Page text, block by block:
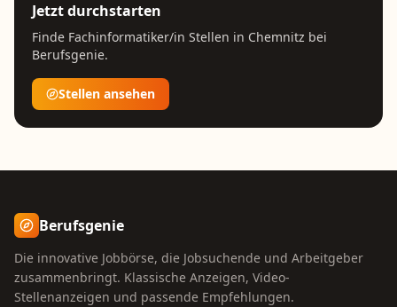
Jetzt durchstarten
Finde Fachinformatiker/in Stellen in Chemnitz bei
Berufsgenie.
Stellen ansehen
Berufsgenie
Die innovative Jobbörse, die Jobsuchende und Arbeitgeber
zusammenbringt. Klassische Anzeigen, Video-
Stellenanzeigen und passende Empfehlungen.